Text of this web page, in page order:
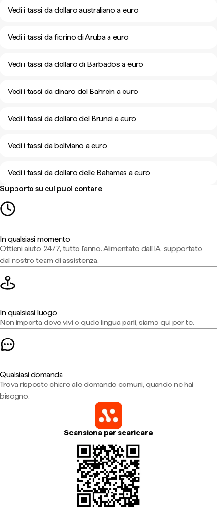
Vedi i tassi da dollaro australiano a euro
Vedi i tassi da fiorino di Aruba a euro
Vedi i tassi da dollaro di Barbados a euro
Vedi i tassi da dinaro del Bahrein a euro
Vedi i tassi da dollaro del Brunei a euro
Vedi i tassi da boliviano a euro
Vedi i tassi da dollaro delle Bahamas a euro
Supporto su cui puoi contare
In qualsiasi momento
Ottieni aiuto 24/7, tutto l'anno. Alimentato dall'IA, supportato
dal nostro team di assistenza.
In qualsiasi luogo
Non importa dove vivi o quale lingua parli, siamo qui per te.
Qualsiasi domanda
Trova risposte chiare alle domande comuni, quando ne hai
bisogno.
Scansiona per scaricare